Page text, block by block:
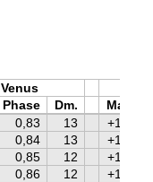
Venus
Phase Dm. Mag
0,83 13
+1,3
0,84 13
+1,3
0,85 12
+1,3
0,86 12
+1,3